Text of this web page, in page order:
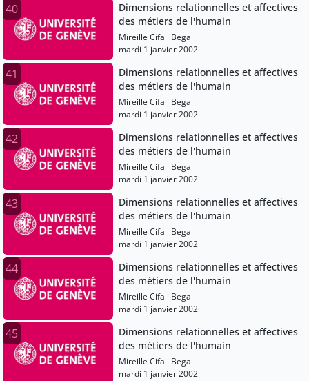
40
Dimensions relationnelles et affectives
des métiers de l'humain
Mireille Cifali Bega
mardi 1 janvier 2002
41
Dimensions relationnelles et affectives
des métiers de l'humain
Mireille Cifali Bega
mardi 1 janvier 2002
42
Dimensions relationnelles et affectives
des métiers de l'humain
Mireille Cifali Bega
mardi 1 janvier 2002
43
Dimensions relationnelles et affectives
des métiers de l'humain
Mireille Cifali Bega
mardi 1 janvier 2002
44
Dimensions relationnelles et affectives
des métiers de l'humain
Mireille Cifali Bega
mardi 1 janvier 2002
45
Dimensions relationnelles et affectives
des métiers de l'humain
Mireille Cifali Bega
mardi 1 janvier 2002